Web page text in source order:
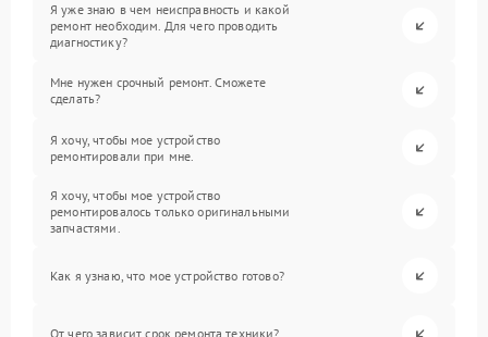
Я уже знаю в чем неисправность и какой
ремонт необходим. Для чего проводить
диагностику?
Мне нужен срочный ремонт. Сможете
сделать?
Я хочу, чтобы мое устройство
ремонтировали при мне.
Я хочу, чтобы мое устройство
ремонтировалось только оригинальными
запчастями.
Как я узнаю, что мое устройство готово?
От чего зависит срок ремонта техники?